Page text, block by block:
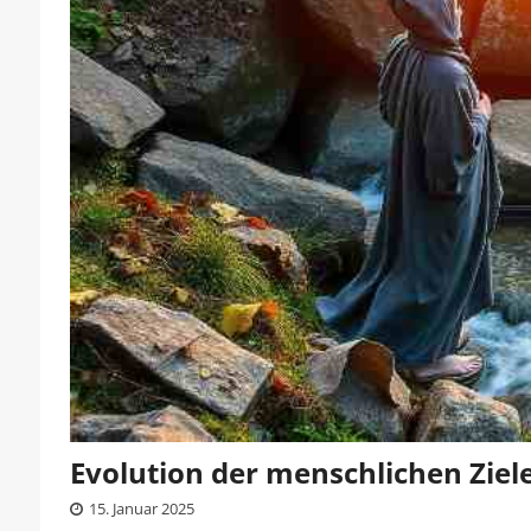
Evolution der menschlichen
15. Januar 2025